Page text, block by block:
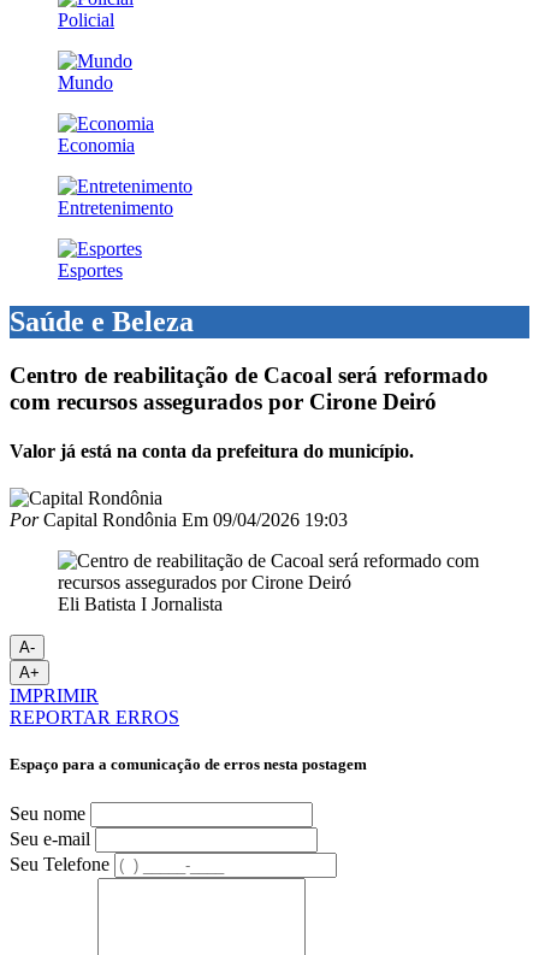
Policial
Mundo
Economia
Entretenimento
Esportes
Saúde e Beleza
Centro de reabilitação de Cacoal será reformado
com recursos assegurados por Cirone Deiró
Valor já está na conta da prefeitura do município.
PorCapital Rondônia Em 09/04/2026 19:03
Eli Batista I Jornalista
A-
A+
IMPRIMIR
REPORTAR ERROS
Espaço para a comunicação de erros nesta postagem
Seu nome
Seu e-mail
Seu Telefone